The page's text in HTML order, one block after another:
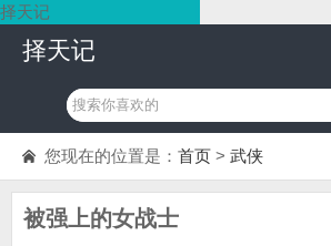
择天记
择天记
您现在的位置是： 首页 > 武侠
被强上的女战士